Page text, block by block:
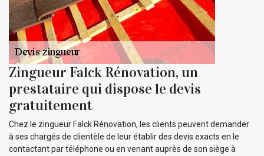
Zingueur Falck Rénovation, un
prestataire qui dispose le devis
gratuitement
Chez le zingueur Falck Rénovation, les clients peuvent demander
à ses chargés de clientèle de leur établir des devis exacts en le
contactant par téléphone ou en venant auprès de son siège à